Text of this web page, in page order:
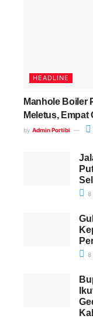
HEADLINE
Manhole Boiler
Meletus,
by Admin Portibi
8
8